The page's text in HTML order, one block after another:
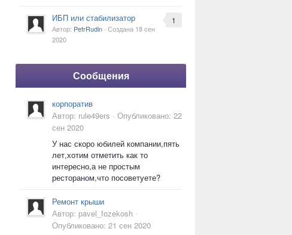
1
ИБП или стабилизатор
Автор: PetrRudin · Создана 18 сен
2020
Сообщения
корпоратив
Автор: rule49ers · Опубликовано: 22
сен 2020
У нас скоро юбилей компании,пять
лет,хотим отметить как то
интересно,а не простым
рестораном,что посоветуете?
Ремонт крыши
Автор: pavel_fozekosh ·
Опубликовано: 21 сен 2020